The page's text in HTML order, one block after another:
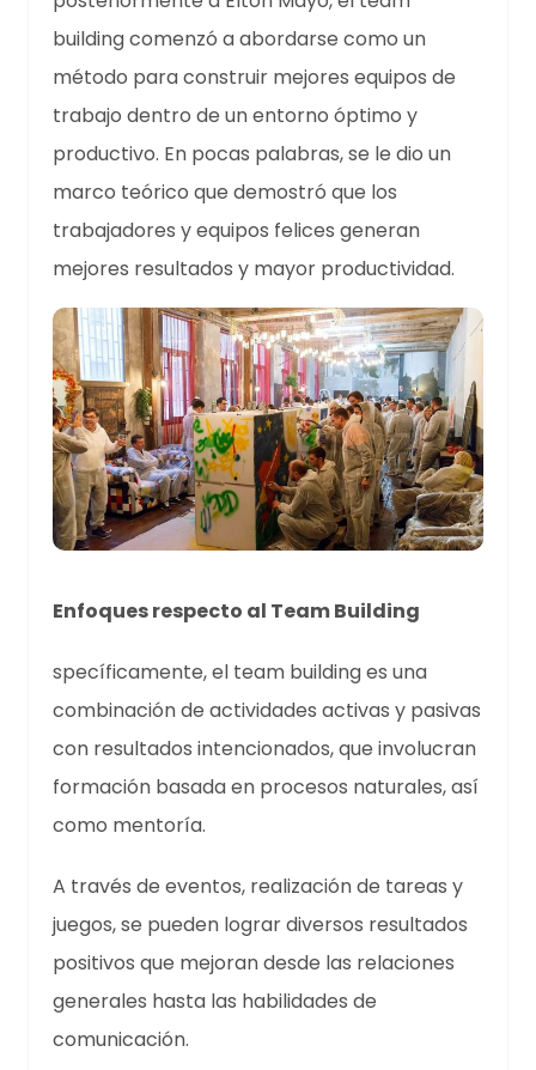
building comenzó a abordarse como un
método para construir mejores equipos de
trabajo dentro de un entorno óptimo y
productivo. En pocas palabras, se le dio un
marco teórico que demostró que los
trabajadores y equipos felices generan
mejores resultados y mayor productividad.
Enfoques respecto al Team Building
specíficamente, el team building es una
combinación de actividades activas y pasivas
con resultados intencionados, que involucran
formación basada en procesos naturales, así
como mentoría.
A través de eventos, realización de tareas y
juegos, se pueden lograr diversos resultados
positivos que mejoran desde las relaciones
generales hasta las habilidades de
comunicación.